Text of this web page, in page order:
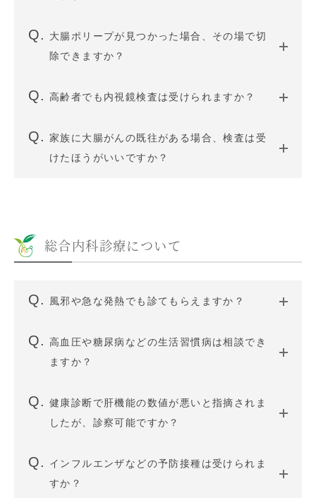
大腸ポリープが見つかった場合、その場で切
除できますか？
高齢者でも内視鏡検査は受けられますか？
家族に大腸がんの既往がある場合、検査は受
けたほうがいいですか？
総合内科診療について
風邪や急な発熱でも診てもらえますか？
高血圧や糖尿病などの生活習慣病は相談でき
ますか？
健康診断で肝機能の数値が悪いと指摘されま
したが、診察可能ですか？
インフルエンザなどの予防接種は受けられま
すか？